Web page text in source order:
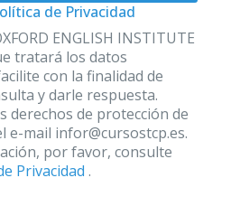
de Privacidad
ENGLISH INSTITUTE
tratará los datos
con la finalidad de
y darle respuesta.
derechos de protección de
e-mail infor@cursostcp.es.
por favor, consulte
Privacidad .